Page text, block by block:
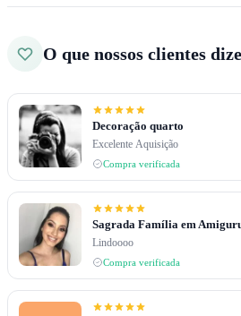
O que nossos clientes
Decoração quarto
Excelente Aquisição
Compra verificada
Sagrada Família em
Lindoooo
Compra verificada